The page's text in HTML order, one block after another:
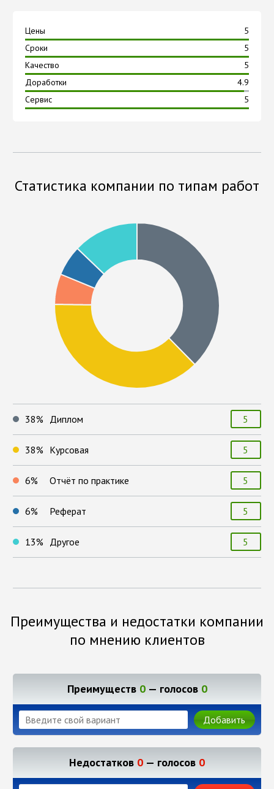
Цены
5
Сроки
5
Качество
5
Доработки
4.9
Сервис
5
Статистика компании по типам работ
38% Диплом 5
38% Курсовая 5
6% Отчёт по практике 5
6% Реферат 5
13% Другое 5
Преимущества и недостатки компании
по мнению клиентов
Преимуществ 0— голосов 0
Добавить
Недостатков 0 — голосов 0